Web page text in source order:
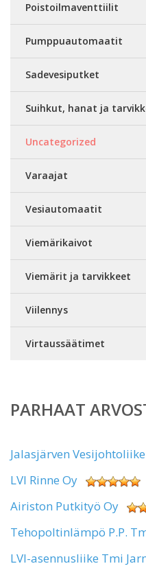
Poistoilmaventtiilit
Pumppuautomaatit
Sadevesiputket
Suihkut, hanat ja
Uncategorized
Varaajat
Vesiautomaatit
Viemärikaivot
Viemärit ja tarvikkeet
Viilennys
Virtaussäätimet
PARHAAT
Jalasjärven
LVI Rinne Oy
Airiston Putkityö Oy
Tehopoltinlämpö P.P.
LVI-asennusliike Tmi